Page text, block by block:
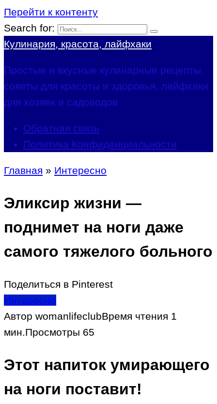
Перейти к контенту
Search for:
Кулинария, красота, лайфхаки
Простые и вкусные кулинарные рецепты,
советы для красоты и здоровья, лайфхаки
для хозяек и садоводов
Обратная связь
Политика Конфиденциальности
Главная » Интересно
Эликсир жизни —
поднимет на ноги даже
самого тяжелого больного
Поделиться в Pinterest
Интересно
Автор womanlifeclubВремя чтения 1
мин.Просмотры 65
Этот напиток умирающего
на ноги поставит!